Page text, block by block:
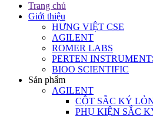
Trang chủ
Giới thiệu
HƯNG VIỆT CSE
AGILENT
ROMER LABS
PERTEN
BIOO SCIENTIFIC
Sản phẩm
AGILENT
CỘT SẮC KÝ
PHỤ KIỆN SẮC